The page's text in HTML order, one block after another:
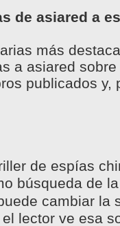
de asiared a
más
a asiared
publicados y,
de espías
búsqueda de
cambiar la
el lector ve esa